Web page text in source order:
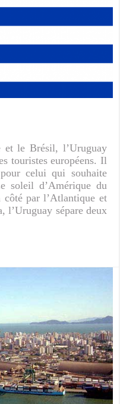
et le Brésil, l’Uruguay
touristes européens. Il
celui qui souhaite
soleil d’Amérique du
côté par l’Atlantique et
l’Uruguay sépare deux